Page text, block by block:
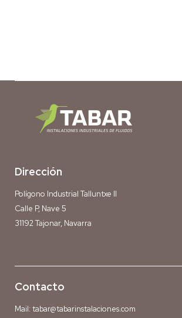
Dirección
Polígono Industrial Talluntxe II
Calle P, Nave 5
31192 Tajonar, Navarra
Contacto
Mail: tabar@tabarinstalaciones.com